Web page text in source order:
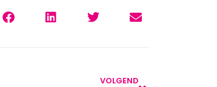
VOLGEND